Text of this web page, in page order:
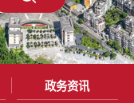
政务资讯